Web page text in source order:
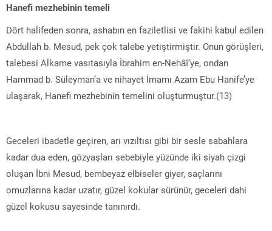
Hanefi mezhebinin temeli
Dört halifeden sonra, ashabın en faziletlisi ve fakihi kabul edilen
Abdullah b. Mesud, pek çok talebe yetiştirmiştir. Onun görüşleri,
talebesi Alkame vasıtasıyla İbrahim en-Nehâî’ye, ondan
Hammad b. Süleyman’a ve nihayet İmamı Azam Ebu Hanife’ye
ulaşarak, Hanefi mezhebinin temelini oluşturmuştur.(13)
Geceleri ibadetle geçiren, arı vızıltısı gibi bir sesle sabahlara
kadar dua eden, gözyaşları sebebiyle yüzünde iki siyah çizgi
oluşan İbni Mesud, bembeyaz elbiseler giyer, saçlarını
omuzlarına kadar uzatır, güzel kokular sürünür, geceleri dahi
güzel kokusu sayesinde tanınırdı.